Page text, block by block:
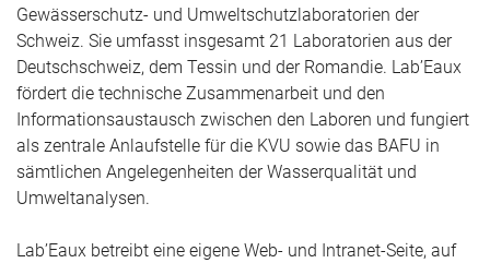
Gewässerschutz- und Umweltschutzlaboratorien der
Schweiz. Sie umfasst insgesamt 21 Laboratorien aus der
Deutschschweiz, dem Tessin und der Romandie. Lab’Eaux
fördert die technische Zusammenarbeit und den
Informationsaustausch zwischen den Laboren und fungiert
als zentrale Anlaufstelle für die KVU sowie das BAFU in
sämtlichen Angelegenheiten der Wasserqualität und
Umweltanalysen.
Lab’Eaux betreibt eine eigene Web- und Intranet-Seite, auf